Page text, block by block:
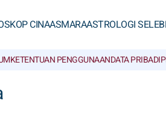
CINAASMARAASTROLOGI
KETENTUAN PENGGUNAANDATA PRIBADI